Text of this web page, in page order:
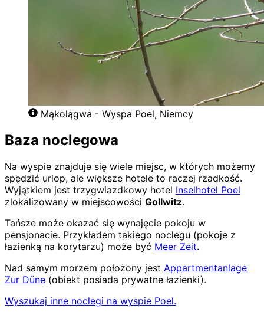
Mąkolągwa - Wyspa Poel, Niemcy
Baza noclegowa
Na wyspie znajduje się wiele miejsc, w których możemy
spędzić urlop, ale większe hotele to raczej rzadkość.
Wyjątkiem jest trzygwiazdkowy hotel Inselhotel Poel
zlokalizowany w miejscowości Gollwitz.
Tańsze może okazać się wynajęcie pokoju w
pensjonacie. Przykładem takiego noclegu (pokoje z
łazienką na korytarzu) może być Meer Zeit.
Nad samym morzem położony jest Appartmentanlage
Zur Düne (obiekt posiada prywatne łazienki).
Wyszukaj inne noclegi na wyspie Poel.